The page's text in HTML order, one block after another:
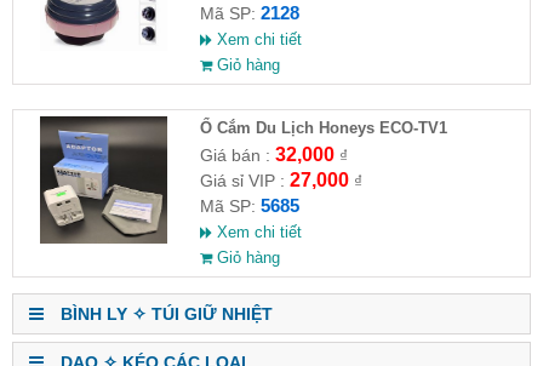
Mã SP: 2128
Xem chi tiết
Giỏ hàng
Ổ Cắm Du Lịch Honeys ECO-TV1
Giá bán : 32,000₫
Giá sỉ VIP : 27,000₫
Mã SP: 5685
Xem chi tiết
Giỏ hàng
BÌNH LY ✧ TÚI GIỮ NHIỆT
DAO ✧ KÉO CÁC LOẠI